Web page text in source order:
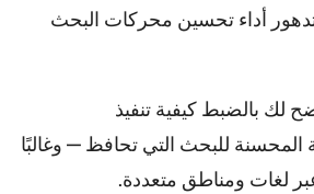
تدهور أداء تحسين محركات البحث
لك بالضبط كيفية تنفيذ
المحسنة للبحث التي تحافظ — وغالبًا
لغات ومناطق متعددة.